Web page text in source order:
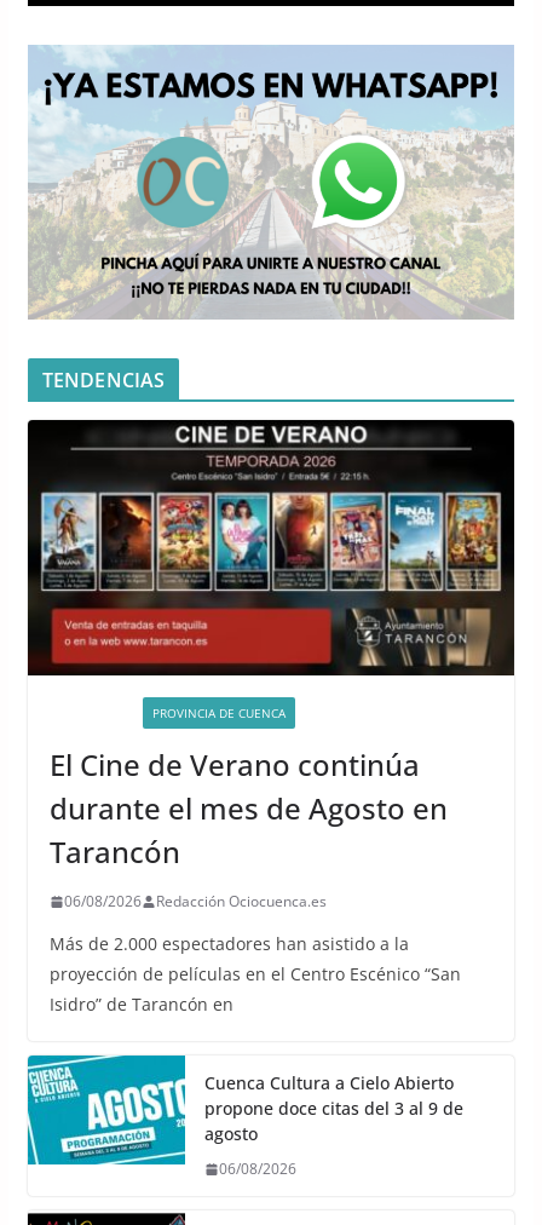
TENDENCIAS
PROVINCIA DE CUENCA
El Cine de Verano continúa
durante el mes de Agosto en
Tarancón
06/08/2026 Redacción Ociocuenca.es
Más de 2.000 espectadores han asistido a la
proyección de películas en el Centro Escénico “San
Isidro” de Tarancón en
Cuenca Cultura a Cielo Abierto
propone doce citas del 3 al 9 de
agosto
06/08/2026